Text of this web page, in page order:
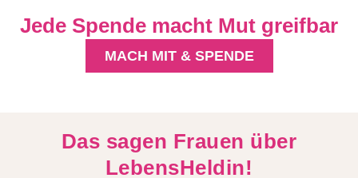
Jede Spende macht Mut greifbar
MACH MIT & SPENDE
Das sagen Frauen über
LebensHeldin!